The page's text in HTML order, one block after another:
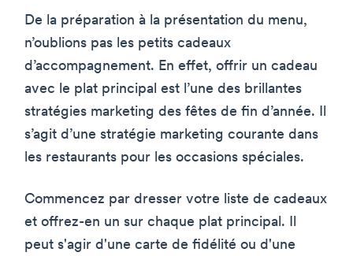
De la préparation à la présentation du menu,
n’oublions pas les petits cadeaux
d’accompagnement. En effet, offrir un cadeau
avec le plat principal est l’une des brillantes
stratégies marketing des fêtes de fin d’année. Il
s’agit d’une stratégie marketing courante dans
les restaurants pour les occasions spéciales.
Commencez par dresser votre liste de cadeaux
et offrez-en un sur chaque plat principal. Il
peut s'agir d'une carte de fidélité ou d'une